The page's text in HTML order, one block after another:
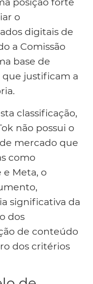
o
digitais de
a Comissão
base de
justificam a
classificação,
não possui o
mercado que
como
e Meta, o
significativa da
dos
de conteúdo
dos critérios